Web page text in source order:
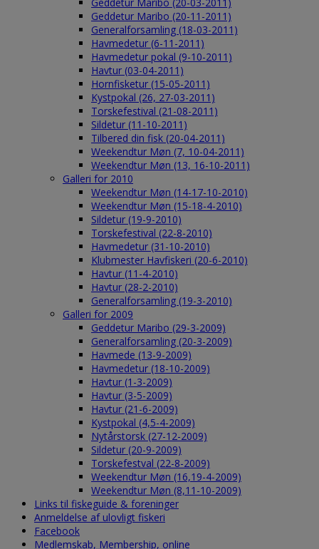
Geddetur Maribo (20-11-2011)
Generalforsamling (18-03-2011)
Havmedetur (6-11-2011)
Havmedetur pokal (9-10-2011)
Havtur (03-04-2011)
Hornfisketur (15-05-2011)
Kystpokal (26, 27-03-2011)
Torskefestival (21-08-2011)
Sildetur (11-10-2011)
Tilbered din fisk (20-04-2011)
Weekendtur Møn (7, 10-04-2011)
Weekendtur Møn (13, 16-10-2011)
Galleri for 2010
Weekendtur Møn (14-17-10-2010)
Weekendtur Møn (15-18-4-2010)
Sildetur (19-9-2010)
Torskefestival (22-8-2010)
Havmedetur (31-10-2010)
Klubmester Havfiskeri (20-6-2010)
Havtur (11-4-2010)
Havtur (28-2-2010)
Generalforsamling (19-3-2010)
Galleri for 2009
Geddetur Maribo (29-3-2009)
Generalforsamling (20-3-2009)
Havmede (13-9-2009)
Havmedetur (18-10-2009)
Havtur (1-3-2009)
Havtur (3-5-2009)
Havtur (21-6-2009)
Kystpokal (4,5-4-2009)
Nytårstorsk (27-12-2009)
Sildetur (20-9-2009)
Torskefestval (22-8-2009)
Weekendtur Møn (16,19-4-2009)
Weekendtur Møn (8,11-10-2009)
Links til fiskeguide & foreninger
Anmeldelse af ulovligt fiskeri
Facebook
Medlemskab, Membership, online